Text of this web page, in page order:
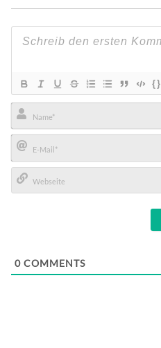
{}
Name*
E-
Mail*
0 COMMENTS